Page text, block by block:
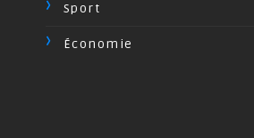
Sport
Économie